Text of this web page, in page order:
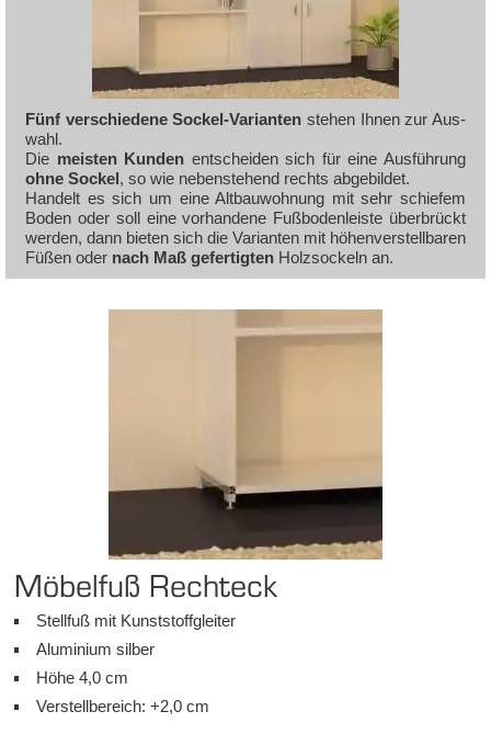
Fünf ver­schie­de­ne So­ckel-Vari­an­ten ste­hen Ih­nen zur Aus­
wahl.
Die meis­ten Kun­den ent­schei­den sich für ei­ne Aus­füh­rung
oh­ne So­ckel, so wie ne­ben­ste­hend rechts ab­ge­bil­det.
Han­delt es sich um ei­ne Alt­bau­woh­nung mit sehr schie­fem
Bo­den oder soll ei­ne vor­han­de­ne Fuß­bo­den­leis­te über­brückt
wer­den, dann bie­ten sich die Va­ri­an­ten mit hö­hen­ver­stell­ba­ren
Fü­ßen oder nach Maß ge­fer­tig­ten Holz­so­ckeln an.
Mö­bel­fuß Recht­eck
Stell­fuß mit Kunst­stoff­glei­ter
Alu­mi­ni­um sil­ber
Hö­he 4,0 cm
Ver­stell­be­reich: +2,0 cm